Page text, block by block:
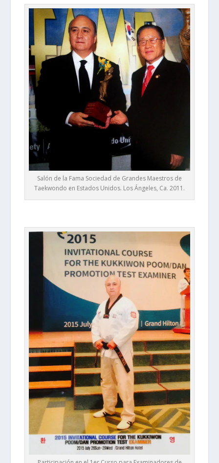
Salón de la Fama Sociedad de Grandes Maestros de
Taekwondo en Estados Unidos. Los Ángeles, Ca. 2011.